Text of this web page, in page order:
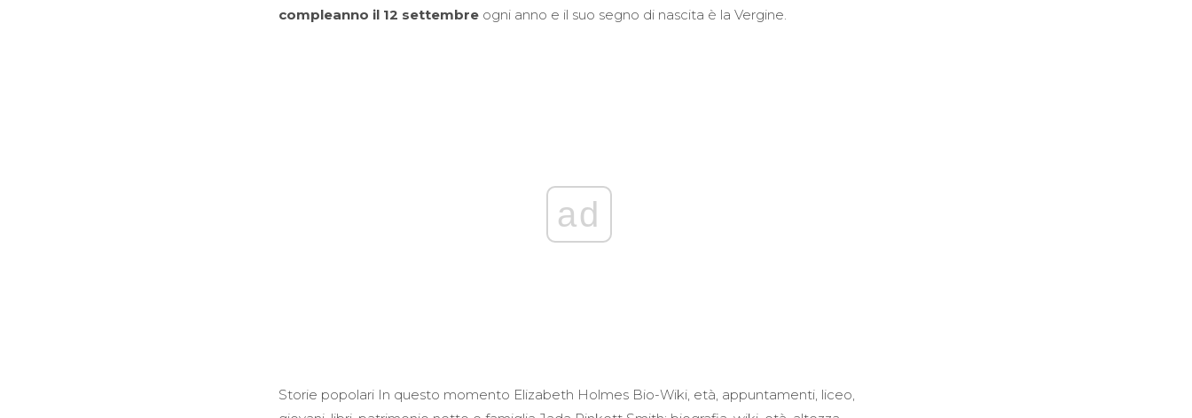
compleanno il 12 settembre ogni anno e il suo segno di nascita è la Vergine.
ad
Storie popolari In questo momento Elizabeth Holmes Bio-Wiki, età, appuntamenti, liceo,